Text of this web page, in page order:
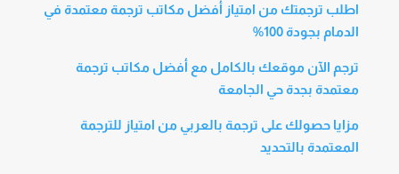
اطلب ترجمتك من امتياز أفضل مكاتب ترجمة معتمدة في
الدمام بجودة 100%
ترجم الآن موقعك بالكامل مع أفضل مكاتب ترجمة
معتمدة بجدة حي الجامعة
مزايا حصولك على ترجمة بالعربي من امتياز للترجمة
المعتمدة بالتحديد